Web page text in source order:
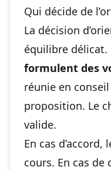
Qui décide de
La décision
équilibre délicat.
formulent des
réunie en
proposition. Le
valide.
En cas
cours. En cas de